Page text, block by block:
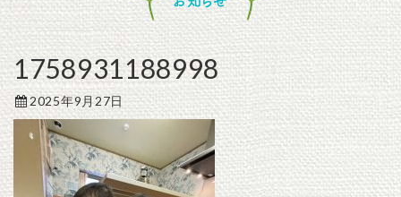
1758931188998
2025年9月27日